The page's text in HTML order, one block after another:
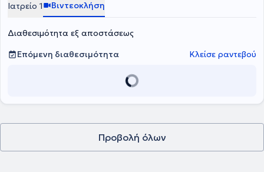
Ιατρείο 1 Βιντεοκλήση
Διαθεσιμότητα εξ αποστάσεως
Επόμενη διαθεσιμότητα
Κλείσε ραντεβού
Προβολή όλων